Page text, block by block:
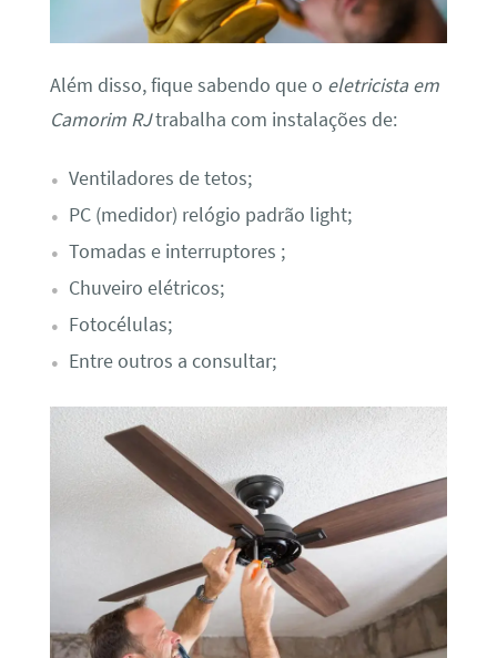
Além disso, fique sabendo que o eletricista em
Camorim RJtrabalha com instalações de:
Ventiladores de tetos;
PC (medidor) relógio padrão light;
Tomadas e interruptores ;
Chuveiro elétricos;
Fotocélulas;
Entre outros a consultar;